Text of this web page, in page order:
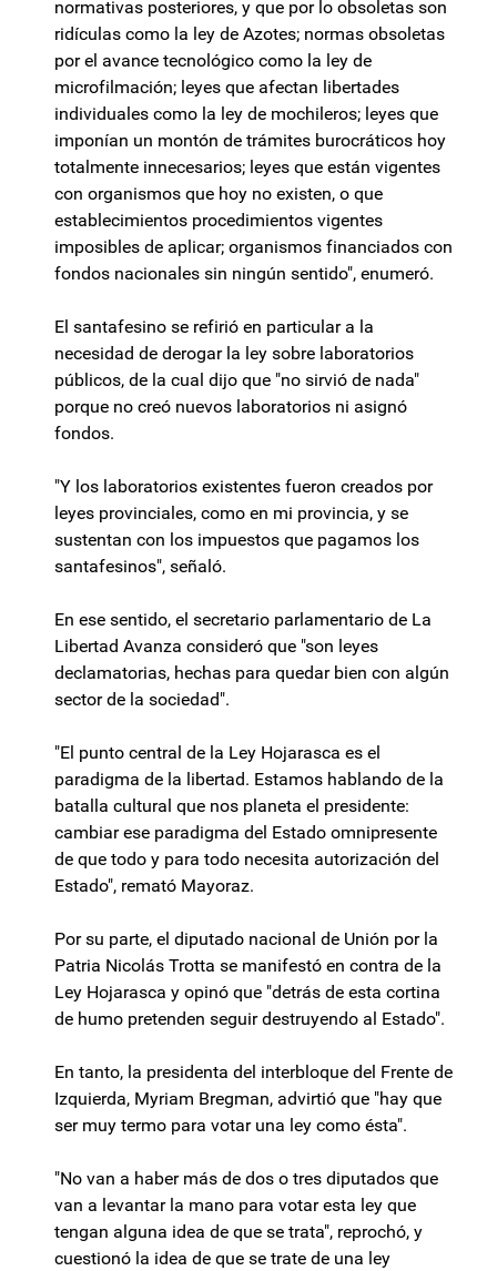
normativas posteriores, y que por lo obsoletas son
ridículas como la ley de Azotes; normas obsoletas
por el avance tecnológico como la ley de
microfilmación; leyes que afectan libertades
individuales como la ley de mochileros; leyes que
imponían un montón de trámites burocráticos hoy
totalmente innecesarios; leyes que están vigentes
con organismos que hoy no existen, o que
establecimientos procedimientos vigentes
imposibles de aplicar; organismos financiados con
fondos nacionales sin ningún sentido", enumeró.
El santafesino se refirió en particular a la
necesidad de derogar la ley sobre laboratorios
públicos, de la cual dijo que "no sirvió de nada"
porque no creó nuevos laboratorios ni asignó
fondos.
"Y los laboratorios existentes fueron creados por
leyes provinciales, como en mi provincia, y se
sustentan con los impuestos que pagamos los
santafesinos", señaló.
En ese sentido, el secretario parlamentario de La
Libertad Avanza consideró que "son leyes
declamatorias, hechas para quedar bien con algún
sector de la sociedad".
"El punto central de la Ley Hojarasca es el
paradigma de la libertad. Estamos hablando de la
batalla cultural que nos planeta el presidente:
cambiar ese paradigma del Estado omnipresente
de que todo y para todo necesita autorización del
Estado", remató Mayoraz.
Por su parte, el diputado nacional de Unión por la
Patria Nicolás Trotta se manifestó en contra de la
Ley Hojarasca y opinó que "detrás de esta cortina
de humo pretenden seguir destruyendo al Estado".
En tanto, la presidenta del interbloque del Frente de
Izquierda, Myriam Bregman, advirtió que "hay que
ser muy termo para votar una ley como ésta".
"No van a haber más de dos o tres diputados que
van a levantar la mano para votar esta ley que
tengan alguna idea de que se trata", reprochó, y
cuestionó la idea de que se trate de una ley